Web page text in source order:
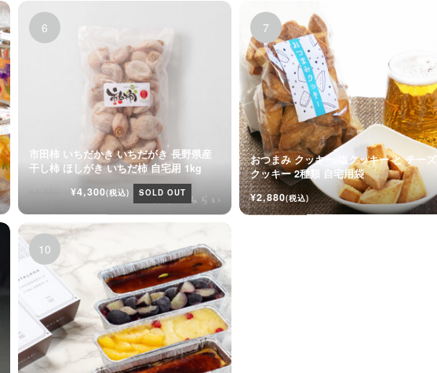
市田柿 いちだかき いちだがき 長野県産
干し柿 ほしがき いちだ柿 自宅用 1kg
¥4,300(税込) SOLD OUT
おつまみ クッキー 塩クッキー と チーズ
クッキー 2種類 自宅用袋
¥2,880(税込)